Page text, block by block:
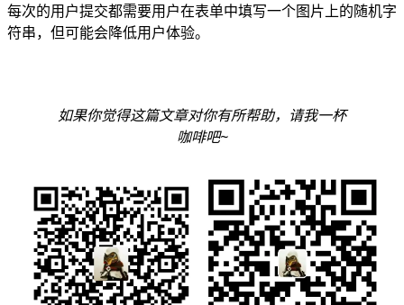
每次的用户提交都需要用户在表单中填写一个图片上的随机字
符串，但可能会降低用户体验。
如果你觉得这篇文章对你有所帮助，请我一杯
咖啡吧~